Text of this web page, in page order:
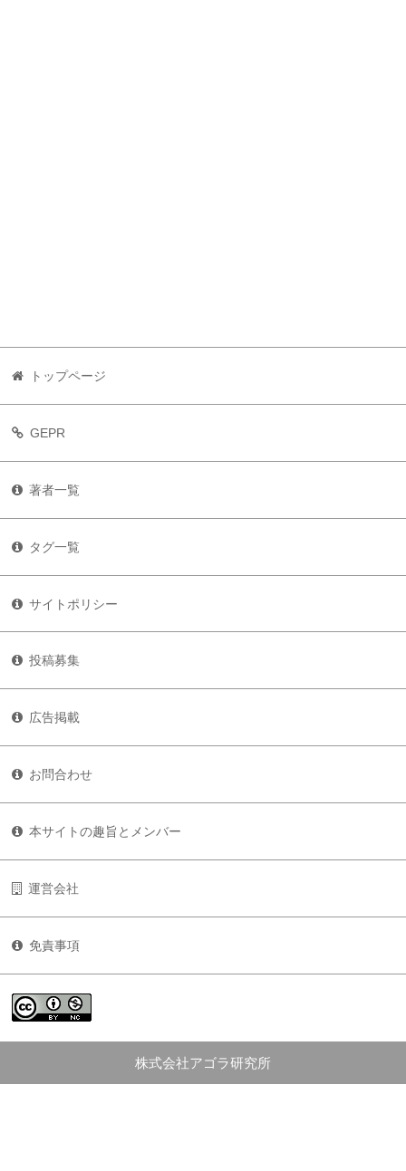
トップページ
GEPR
著者一覧
タグ一覧
サイトポリシー
投稿募集
広告掲載
お問合わせ
本サイトの趣旨とメンバー
運営会社
免責事項
株式会社アゴラ研究所